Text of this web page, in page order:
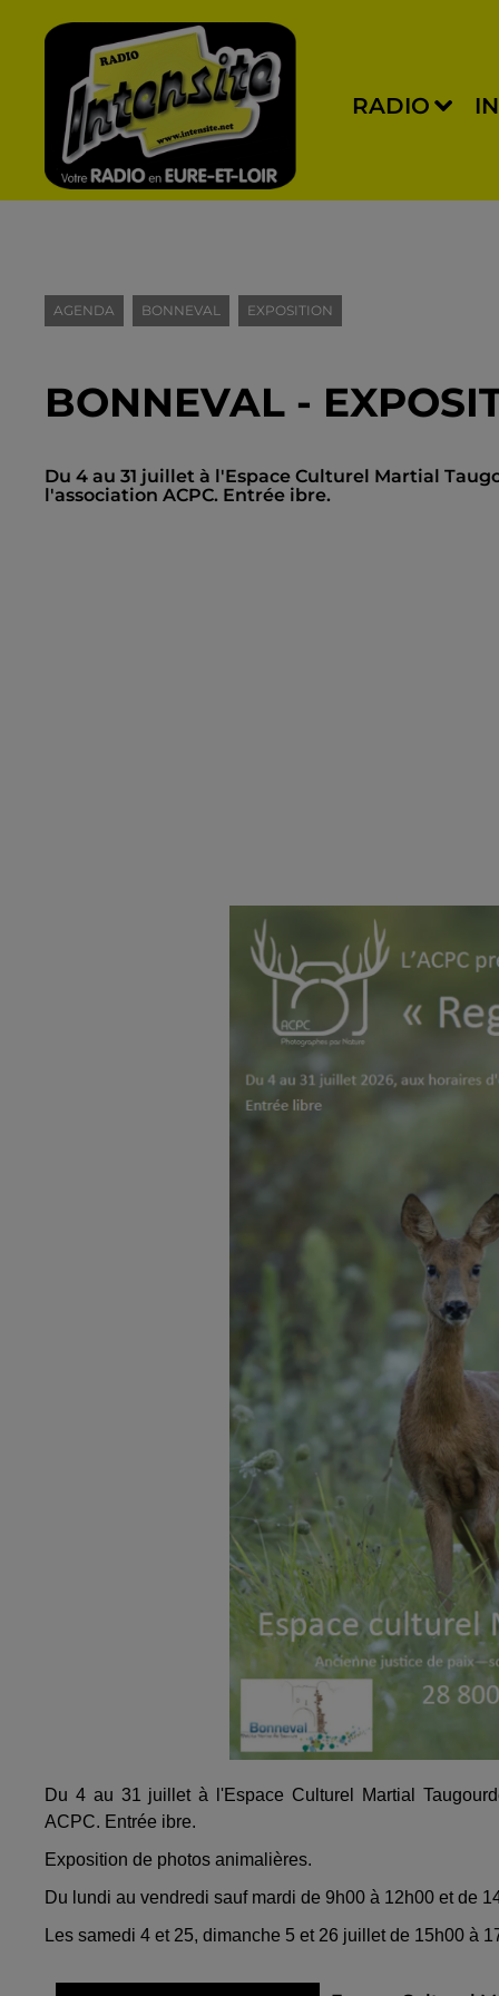
RADIO
AGENDA BONNEVAL EXPOSITION
BONNEVAL -
Du 4 au 31 juillet à l'Espace Culturel Martial
l'association ACPC. Entrée ibre.
Du 4 au 31 juillet à l'Espace Culturel Martial
ACPC. Entrée ibre.
Exposition de photos animalières.
Du lundi au vendredi sauf mardi de 9h00 à 12h00 et de
Les samedi 4 et 25, dimanche 5 et 26 juillet de 15h00 à